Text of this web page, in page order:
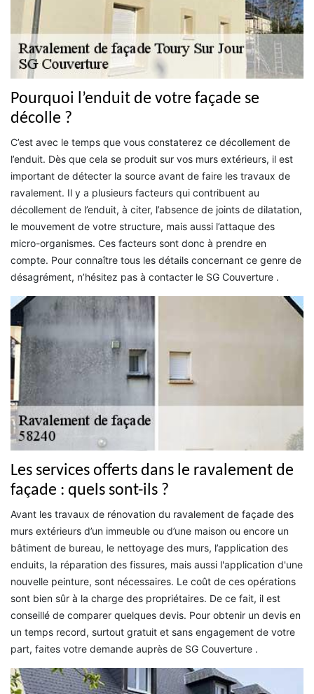
Pourquoi l’enduit de votre façade se
décolle ?
C’est avec le temps que vous constaterez ce décollement de
l’enduit. Dès que cela se produit sur vos murs extérieurs, il est
important de détecter la source avant de faire les travaux de
ravalement. Il y a plusieurs facteurs qui contribuent au
décollement de l’enduit, à citer, l’absence de joints de dilatation,
le mouvement de votre structure, mais aussi l’attaque des
micro-organismes. Ces facteurs sont donc à prendre en
compte. Pour connaître tous les détails concernant ce genre de
désagrément, n’hésitez pas à contacter le SG Couverture .
Les services offerts dans le ravalement de
façade : quels sont-ils ?
Avant les travaux de rénovation du ravalement de façade des
murs extérieurs d’un immeuble ou d’une maison ou encore un
bâtiment de bureau, le nettoyage des murs, l’application des
enduits, la réparation des fissures, mais aussi l'application d'une
nouvelle peinture, sont nécessaires. Le coût de ces opérations
sont bien sûr à la charge des propriétaires. De ce fait, il est
conseillé de comparer quelques devis. Pour obtenir un devis en
un temps record, surtout gratuit et sans engagement de votre
part, faites votre demande auprès de SG Couverture .